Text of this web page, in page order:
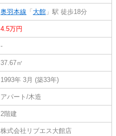
奥羽本線 「 大館 」駅 徒歩18分
4.5万円
-
37.67㎡
1993年 3月 (築33年)
アパート/木造
2階建
株式会社リブエス大館店